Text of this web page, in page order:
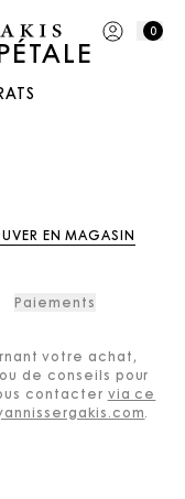
0
EN MAGASIN
Paiements
votre achat,
de conseils pour
contacter via ce
.